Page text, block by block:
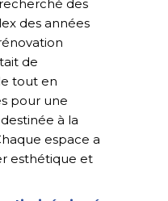
des
des années
de
tout en
pour une
à la
espace a
esthétique et